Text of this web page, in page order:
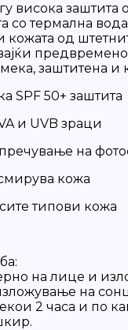
висока заштита
со термална вода
од
мека, заштитена
SPF 50+ заштита
и UVB зраци
на
кожа
типови кожа
на лице и
на
2 часа и по